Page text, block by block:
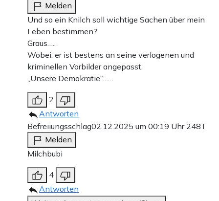
Melden
Und so ein Knilch soll wichtige Sachen über mein
Leben bestimmen?
Graus…..
Wobei: er ist bestens an seine verlogenen und
kriminellen Vorbilder angepasst.
„Unsere Demokratie“……
2
Antworten
Befreiiungsschlag02.12.2025 um 00:19 Uhr 248T
Melden
Milchbubi
4
Antworten